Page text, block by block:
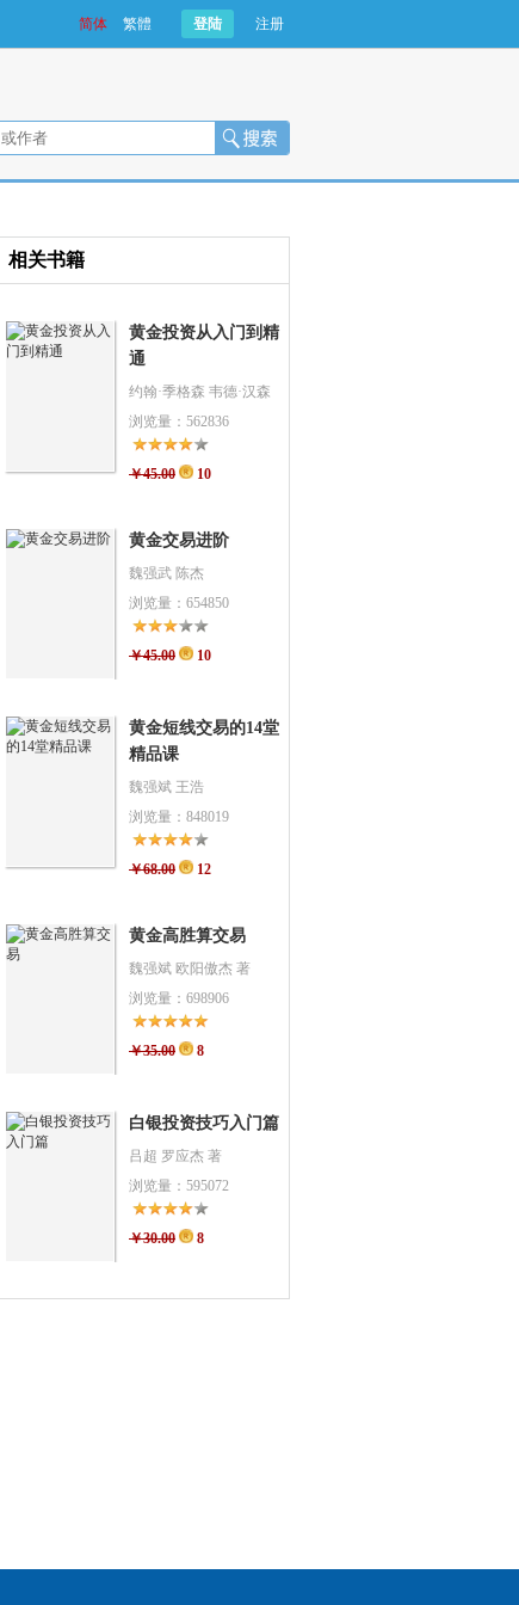
简体 繁體 登陆 注册
相关书籍
黄金投资从入门到精
通
约翰·季格森 韦德·汉森
浏览量：562836
￥45.00 10
黄金交易进阶
魏强武 陈杰
浏览量：654850
￥45.00 10
黄金短线交易的14堂
精品课
魏强斌 王浩
浏览量：848019
￥68.00 12
黄金高胜算交易
魏强斌 欧阳傲杰 著
浏览量：698906
￥35.00 8
白银投资技巧入门篇
吕超 罗应杰 著
浏览量：595072
￥30.00 8